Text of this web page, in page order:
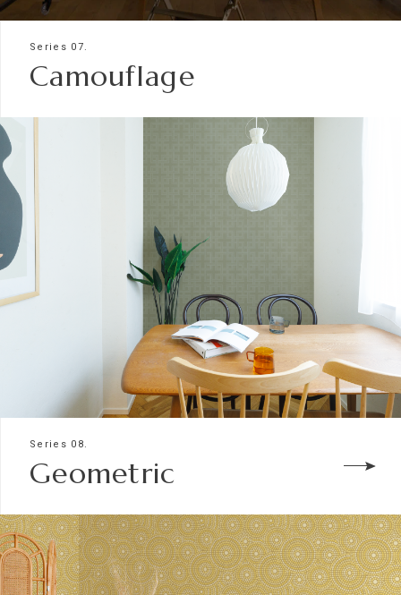
Series 07.
Camouflage
Series 08.
Geometric